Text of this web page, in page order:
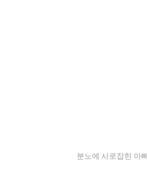
분노에 사로잡힌 아